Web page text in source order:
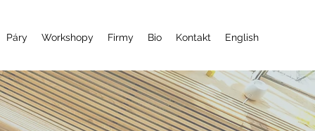
Páry Workshopy Firmy Bio Kontakt English